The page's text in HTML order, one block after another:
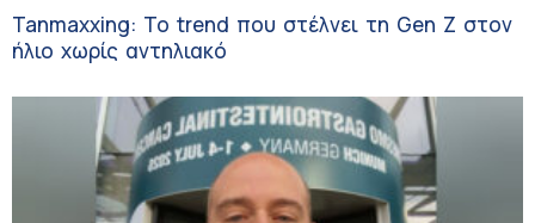
Tanmaxxing: To trend που στέλνει τη Gen Z στον
ήλιο χωρίς αντηλιακό